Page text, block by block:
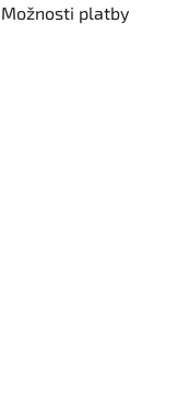
Možnosti platby